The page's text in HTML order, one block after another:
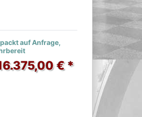
auf Anfrage,
€ *